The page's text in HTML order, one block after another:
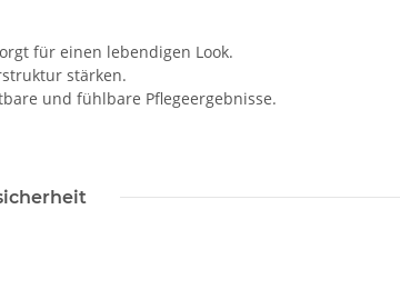
für einen lebendigen Look.
stärken.
und fühlbare Pflegeergebnisse.